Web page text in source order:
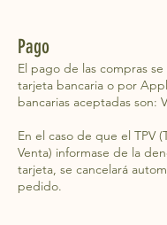
Pago
El pago de las compras
tarjeta bancaria o por
bancarias aceptadas son:
En el caso de que el TPV
Venta) informase de la
tarjeta, se cancelará
pedido.